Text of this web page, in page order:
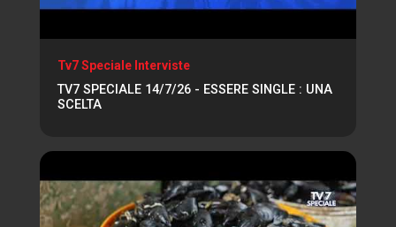
Tv7 Speciale Interviste
TV7 SPECIALE 14/7/26 - ESSERE SINGLE : UNA
SCELTA